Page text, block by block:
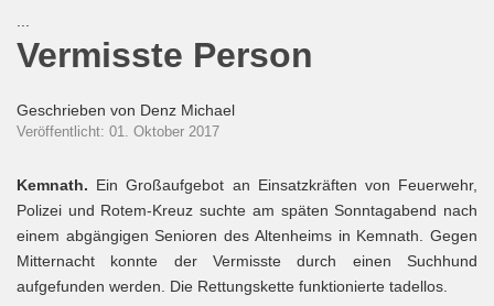
Vermisste Person
Geschrieben von Denz Michael
Veröffentlicht: 01. Oktober 2017
Kemnath. Ein Großaufgebot an Einsatzkräften von Feuerwehr,
Polizei und Rotem-Kreuz suchte am späten Sonntagabend nach
einem abgängigen Senioren des Altenheims in Kemnath. Gegen
Mitternacht konnte der Vermisste durch einen Suchhund
aufgefunden werden. Die Rettungskette funktionierte tadellos.